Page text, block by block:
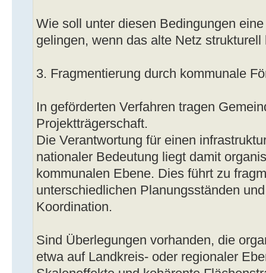
Wie soll unter diesen Bedingungen
gelingen, wenn das alte Netz
3. Fragmentierung durch kommunale
In geförderten Verfahren tragen
Projektträgerschaft.
Die Verantwortung für einen
nationaler Bedeutung liegt damit
kommunalen Ebene. Dies führt zu
unterschiedlichen Planungsständen
Koordination.
Sind Überlegungen vorhanden, die
etwa auf Landkreis- oder regionaler